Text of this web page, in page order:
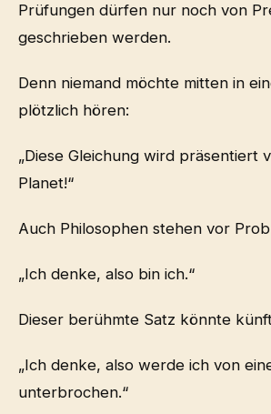
Prüfungen dürfen nur noch von
geschrieben werden.
Denn niemand möchte mitten in
plötzlich hören:
„Diese Gleichung wird präsentiert
Planet!“
Auch Philosophen stehen vor
„Ich denke, also bin ich.“
Dieser berühmte Satz könnte
„Ich denke, also werde ich von
unterbrochen.“